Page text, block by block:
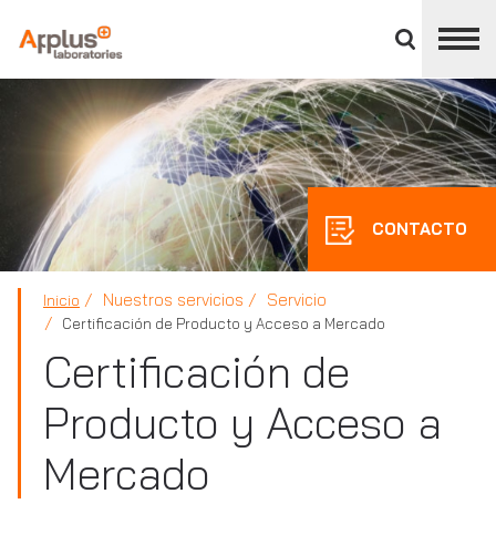
panel
APPLUS+
CONTACTO
Inicio Nuestros servicios Servicio
Certificación de Producto y Acceso a Mercado
Certificación de
Producto y Acceso a
Mercado